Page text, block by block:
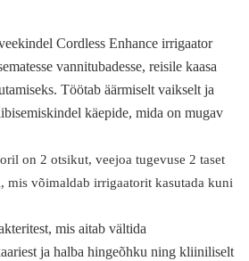
Cordless Enhance irrigaator
vannitubadesse, reisile kaasa
Töötab äärmiselt vaikselt ja
käepide, mida on mugav
on 2 otsikut, veejoa tugevuse 2 taset
mis võimaldab irrigaatorit kasutada kuni
mis aitab vältida
ja halba hingeõhku ning kliiniliselt